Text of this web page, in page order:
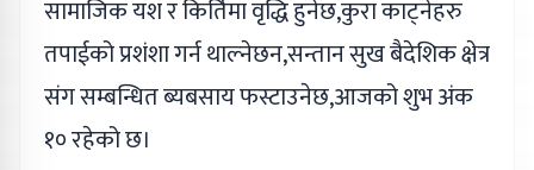
सामाजिक यश र किर्तिमा वृद्धि हुनेछ,कुरा काट्नेहरु
तपाईको प्रशंशा गर्न थाल्नेछन,सन्तान सुख बैदेशिक क्षेत्र
संग सम्बन्धित ब्यबसाय फस्टाउनेछ,आजको शुभ अंक
१० रहेको छ।